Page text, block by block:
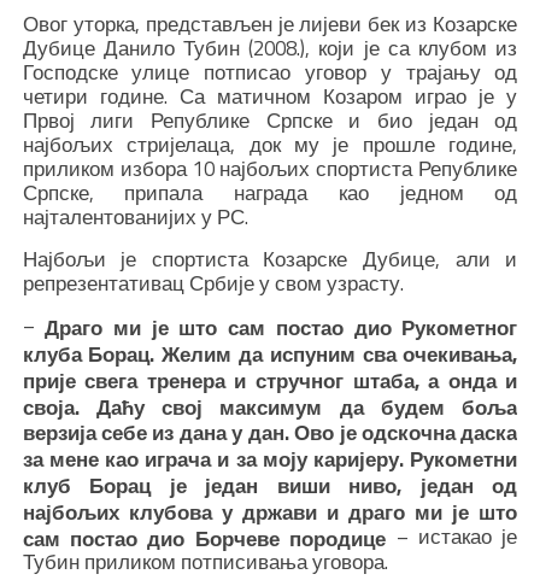
Овог уторка, представљен је лијеви бек из Козарске
Дубице Данило Тубин (2008.), који је са клубом из
Господске улице потписао уговор у трајању од
четири године. Са матичном Козаром играо је у
Првој лиги Републике Српске и био један од
најбољих стријелаца, док му је прошле године,
приликом избора 10 најбољих спортиста Републике
Српске, припала награда као једном од
најталентованијих у РС.
Најбољи је спортиста Козарске Дубице, али и
репрезентативац Србије у свом узрасту.
–Драго ми је што сам постао дио Рукометног
клуба Борац. Желим да испуним сва очекивања,
прије свега тренера и стручног штаба, а онда и
своја. Даћу свој максимум да будем боља
верзија себе из дана у дан. Ово је одскочна даска
за мене као играча и за моју каријеру. Рукометни
клуб Борац је један виши ниво, један од
најбољих клубова у држави и драго ми је што
сам постао дио Борчеве породице – истакао је
Тубин приликом потписивања уговора.